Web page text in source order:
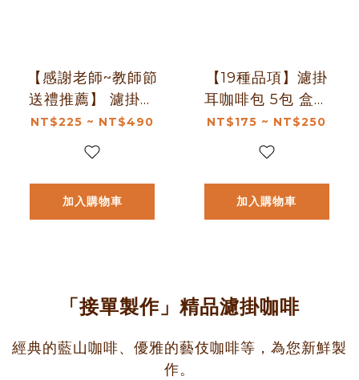
【感謝老師~教師節
送禮推薦】 濾掛耳
咖啡包 5包 袋裝 教
師節禮盒10包｜濾
掛咖啡五入｜浸泡
咖啡五入｜濾掛+浸
泡十入禮盒｜暖窩
NT$225 ~ NT$490
加入購物車
【19種品項】濾掛
耳咖啡包 5包 盒裝
｜濾掛咖啡推薦
NT$175 ~ NT$250
加入購物車
「接單製作」精品濾掛咖啡
經典的藍山咖啡、優雅的藝伎咖啡等，為您新鮮製
作。